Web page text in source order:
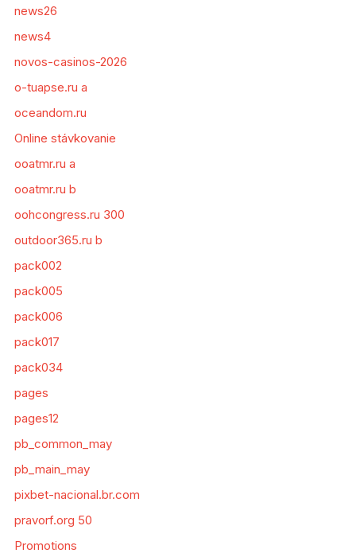
news26
news4
novos-casinos-2026
o-tuapse.ru a
oceandom.ru
Online stávkovanie
ooatmr.ru a
ooatmr.ru b
oohcongress.ru 300
outdoor365.ru b
pack002
pack005
pack006
pack017
pack034
pages
pages12
pb_common_may
pb_main_may
pixbet-nacional.br.com
pravorf.org 50
Promotions